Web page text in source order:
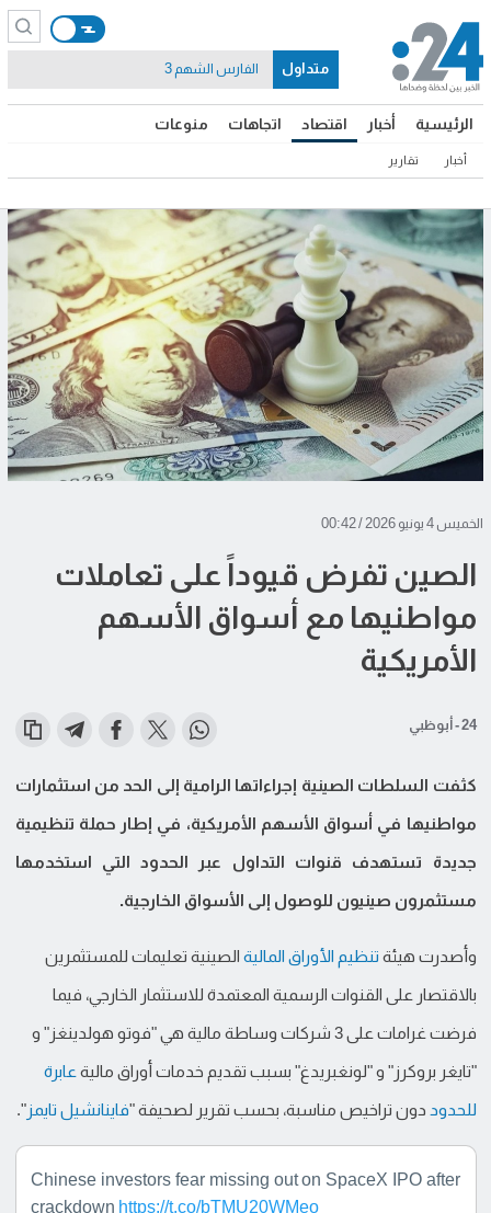
الرئيسية أخبار اقتصاد
أخبار تقارير
اتجاهات منوعات
متداول الفارس الشهم 3
الخميس 4 يونيو 2026 / 00:42
الصين تفرض قيوداً على تعاملات
مواطنيها مع أسواق الأسهم
الأمريكية
24 - أبوظبي
كثفت السلطات الصينية إجراءاتها الرامية إلى الحد من استثمارات
مواطنيها في أسواق الأسهم الأمريكية، في إطار حملة تنظيمية
جديدة تستهدف قنوات التداول عبر الحدود التي استخدمها
مستثمرون صينيون للوصول إلى الأسواق الخارجية.
وأصدرت هيئة تنظيم الأوراق المالية الصينية تعليمات للمستثمرين
بالاقتصار على القنوات الرسمية المعتمدة للاستثمار الخارجي، فيما
فرضت غرامات على 3 شركات وساطة مالية هي "فوتو هولدينغز" و
"تايغر بروكرز" و "لونغبريدغ" بسبب تقديم خدمات أوراق مالية عابرة
للحدود دون تراخيص مناسبة، بحسب تقرير لصحيفة "فاينانشيل تايمز".
Chinese investors fear missing out on SpaceX IPO after
crackdown https://t.co/bTMU20WMeo